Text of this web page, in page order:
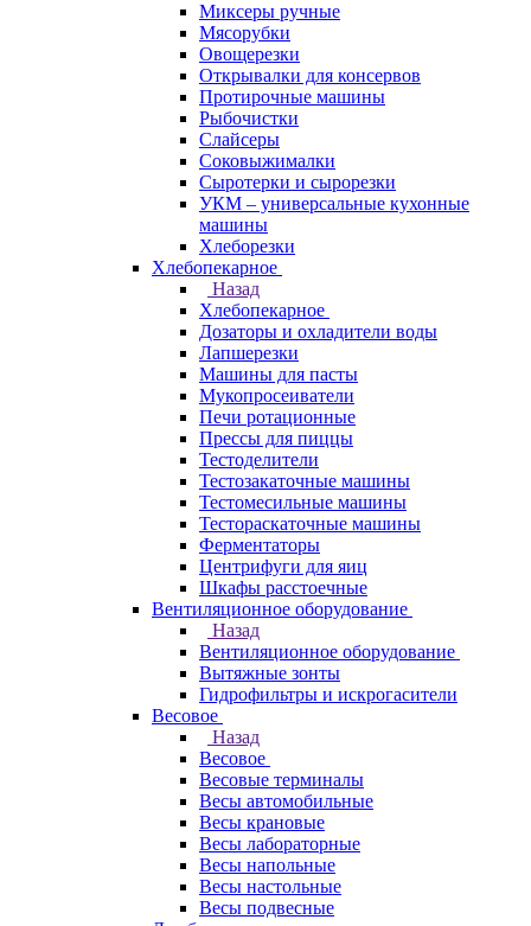
Миксеры ручные
Мясорубки
Овощерезки
Открывалки для консервов
Протирочные машины
Рыбочистки
Слайсеры
Соковыжималки
Сыротерки и сырорезки
УКМ – универсальные кухонные
машины
Хлеборезки
Хлебопекарное
Назад
Хлебопекарное
Дозаторы и охладители воды
Лапшерезки
Машины для пасты
Мукопросеиватели
Печи ротационные
Прессы для пиццы
Тестоделители
Тестозакаточные машины
Тестомесильные машины
Тестораскаточные машины
Ферментаторы
Центрифуги для яиц
Шкафы расстоечные
Вентиляционное оборудование
Назад
Вентиляционное оборудование
Вытяжные зонты
Гидрофильтры и искрогасители
Весовое
Назад
Весовое
Весовые терминалы
Весы автомобильные
Весы крановые
Весы лабораторные
Весы напольные
Весы настольные
Весы подвесные